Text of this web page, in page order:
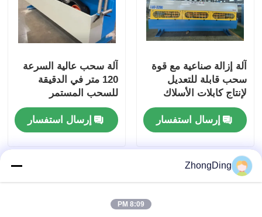
آلة إزالة صناعية مع قوة
سحب قابلة للتعديل
لإنتاج كابلات الأسلاك
إرسال استفسار
آلة سحب عالية السرعة
120 متر في الدقيقة
للسحب المستمر
التلقائي للكابلات
إرسال استفسار
ZhongDing
8:09 PM